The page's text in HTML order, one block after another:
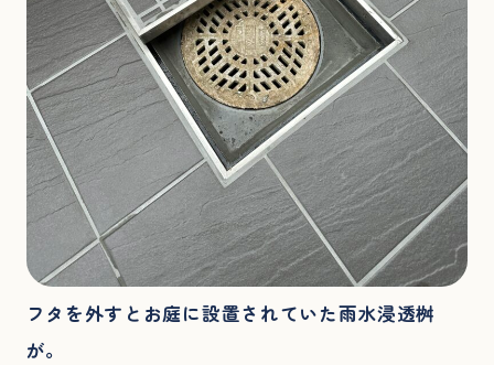
フタを外すとお庭に設置されていた雨水浸透桝
が。